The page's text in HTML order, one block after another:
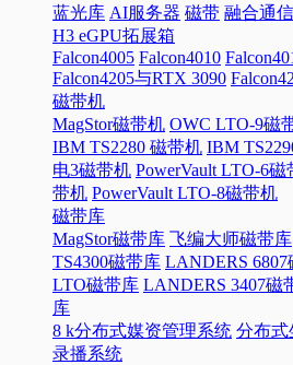
蓝光库 AI服务器 磁带 融合通信
H3 eGPU拓展箱
Falcon4005 Falcon4010
Falcon4205与RTX 3090
磁带机
MagStor磁带机 OWC LTO-9磁
IBM TS2280 磁带机 IBM
电3磁带机 PowerVault LTO-6磁
带机 PowerVault LTO-8磁带机
磁带库
MagStor磁带库 飞编大师磁带库
TS4300磁带库 LANDERS 6807
LTO磁带库 LANDERS 3407磁
库
8 k分布式媒资管理系统 分布式
录播系统